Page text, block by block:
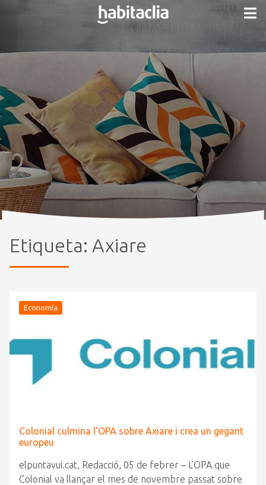
Etiqueta: Axiare
Economía
Colonial culmina l’OPA sobre Axiare i crea un gegant
europeu
elpuntavui.cat, Redacció, 05 de febrer – L’OPA que
Colonial va llançar el mes de novembre passat sobre